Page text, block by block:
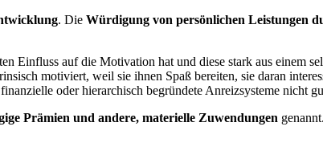
. Die Würdigung von persönlichen Leistungen
Einfluss auf die Motivation hat und diese stark aus einem
motiviert, weil sie ihnen Spaß bereiten, sie daran
oder hierarchisch begründete Anreizsysteme nicht
Prämien und andere, materielle Zuwendungen